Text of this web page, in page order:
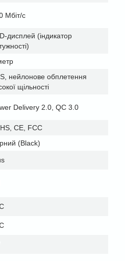
Мбіт/с
дисплей (індикатор
нейлонове обплетення
щільності
Delivery 2.0, QC 3.0
CE, FCC
(Black)